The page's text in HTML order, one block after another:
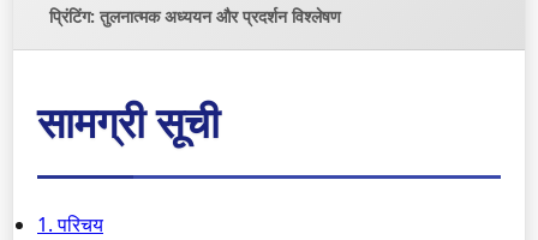
प्रिंटिंग: तुलनात्मक अध्ययन और प्रदर्शन विश्लेषण
सामग्री सूची
1. परिचय